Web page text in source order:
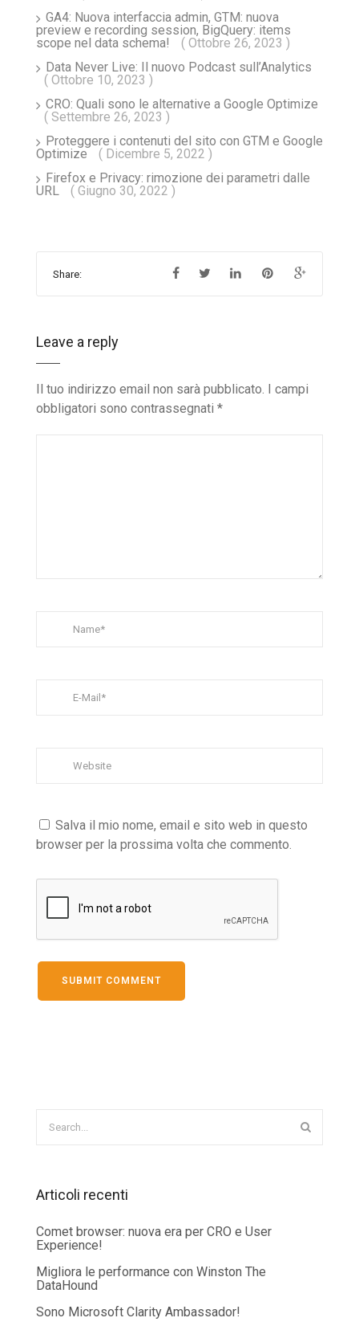
GA4: Nuova interfaccia admin, GTM: nuova
preview e recording session, BigQuery: items
scope nel data schema!
( Ottobre 26, 2023 )
Data Never Live: Il nuovo Podcast sull’Analytics
( Ottobre 10, 2023 )
CRO: Quali sono le alternative a Google Optimize
( Settembre 26, 2023 )
Proteggere i contenuti del sito con GTM e Google
Optimize
( Dicembre 5, 2022 )
Firefox e Privacy: rimozione dei parametri dalle
URL
( Giugno 30, 2022 )
Share:
Leave a reply
Il tuo indirizzo email non sarà pubblicato.
I campi
obbligatori sono contrassegnati *
Salva il mio nome, email e sito web in questo
browser per la prossima volta che commento.
Articoli recenti
Comet browser: nuova era per CRO e User
Experience!
Migliora le performance con Winston The
DataHound
Sono Microsoft Clarity Ambassador!